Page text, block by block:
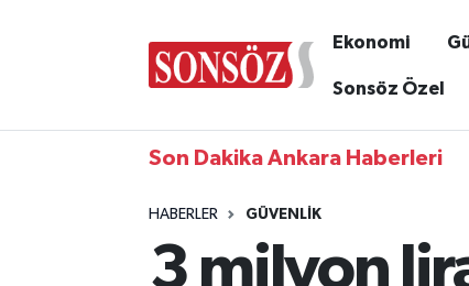
Ekonomi
Sonsöz Özel
Son Dakika Ankara Haberleri
HABERLER GÜVENLIK
3 milyon